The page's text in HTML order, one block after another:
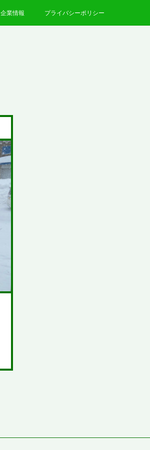
企業情報 プライバシーポリシー